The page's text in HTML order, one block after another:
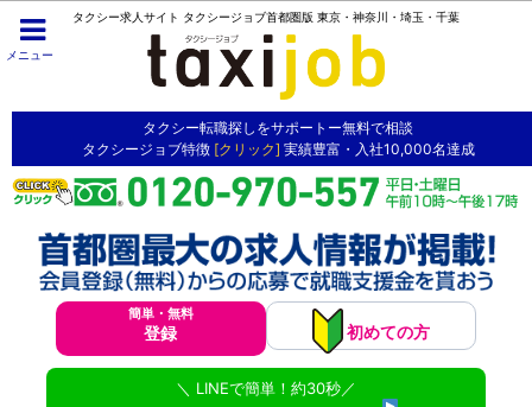
メニュー
タクシー求人サイト タクシージョブ首都圏版 東京・神奈川・埼玉・千葉
タクシー転職探しをサポートー無料で相談
タクシージョブ特徴 [クリック] 実績豊富・入社10,000名達成
簡単・無料
登録 初めての方
＼ LINEで簡単！約30秒／